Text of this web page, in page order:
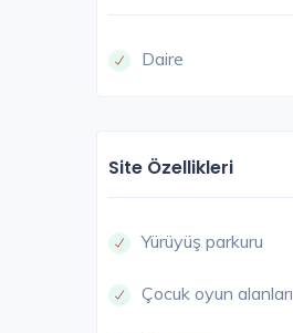
Daire
Site Özellikleri
Yürüyüş parkuru
Çocuk oyun alanları